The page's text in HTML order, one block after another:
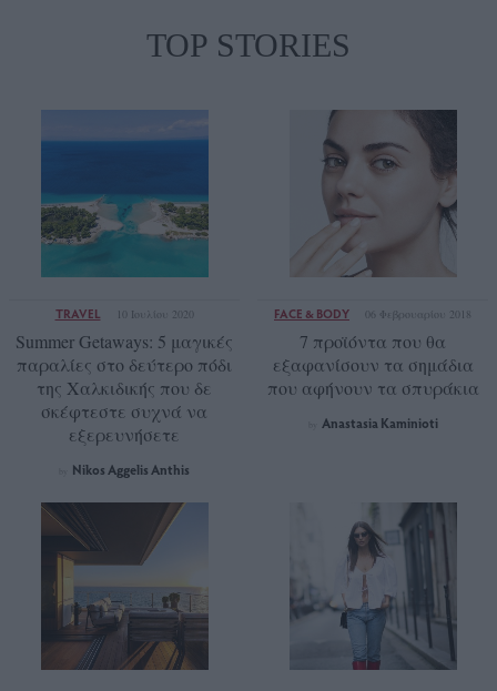
TOP STORIES
TRAVEL 10 Ιουλίου 2020
Summer Getaways: 5 μαγικές
παραλίες στο δεύτερο πόδι
της Χαλκιδικής που δε
σκέφτεστε συχνά να
εξερευνήσετε
Νikos Aggelis Anthis
FACE & BODY 06 Φεβρουαρίου 2018
7 προϊόντα που θα
εξαφανίσουν τα σημάδια
που αφήνουν τα σπυράκια
Anastasia Kaminioti